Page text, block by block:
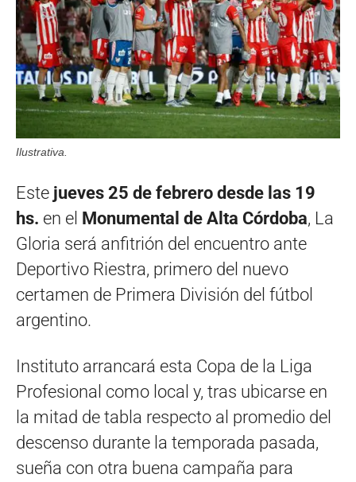
Ilustrativa.
Este jueves 25 de febrero desde las 19
hs. en el Monumental de Alta Córdoba, La
Gloria será anfitrión del encuentro ante
Deportivo Riestra, primero del nuevo
certamen de Primera División del fútbol
argentino.
Instituto arrancará esta Copa de la Liga
Profesional como local y, tras ubicarse en
la mitad de tabla respecto al promedio del
descenso durante la temporada pasada,
sueña con otra buena campaña para